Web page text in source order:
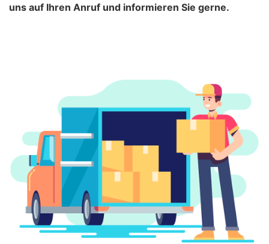
uns auf Ihren Anruf und informieren Sie gerne.